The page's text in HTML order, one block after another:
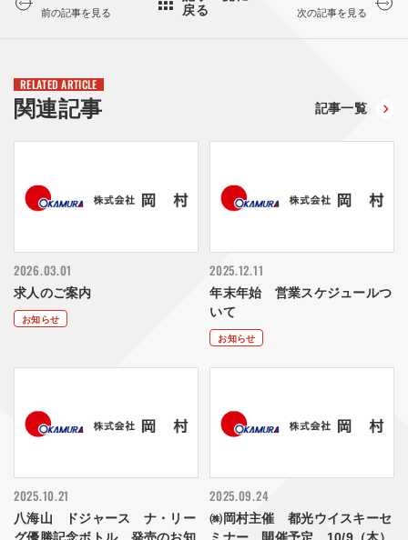
前の記事を見る
戻る
次の記事を見る
RELATED ARTICLE
関連記事 記事一覧
2026.03.01
求人のご案内
お知らせ
2025.12.11
年末年始 営業スケジュールつ
いて
お知らせ
2025.10.21
八海山 ドジャース ナ・リー
2025.09.24
㈱岡村主催 都光ウイスキーセ